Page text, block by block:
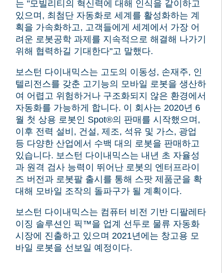
는 "모빌리티의 혁신력에 대해 인식을 같이하고
있으며, 최첨단 자동화로 세계를 활성화하는 계
획을 가속화하고, 고객들에게 세계에서 가장 어
려운 로봇공학 과제를 지속적으로 해결해 나가기
위해 협력하길 기대한다"고 말했다.
보스턴 다이내믹스는 고도의 이동성, 손재주, 인
텔리전스를 갖춘 고기능의 모바일 로봇을 생산하
여 어렵고 위험하거나 구조화되지 않은 환경에서
자동화를 가능하게 합니다. 이 회사는 2020년 6
월 첫 상용 로봇인 Spot®의 판매를 시작했으며,
이후 전력 설비, 건설, 제조, 석유 및 가스, 광업
등 다양한 산업에서 수백 대의 로봇을 판매하고
있습니다. 보스턴 다이내믹스는 내년 초 자율성
과 원격 검사 능력이 뛰어난 로봇의 엔터프라이
즈 버전과 로봇팔 출시를 통해 스팟 제품군을 확
대해 모바일 조작의 돌파구가 될 계획이다.
보스턴 다이내믹스는 컴퓨터 비전 기반 디팔레타
이징 솔루션인 픽™을 업계 선두로 물류 자동화
시장에 진출하고 있으며 2021년에는 창고용 모
바일 로봇을 선보일 예정이다.